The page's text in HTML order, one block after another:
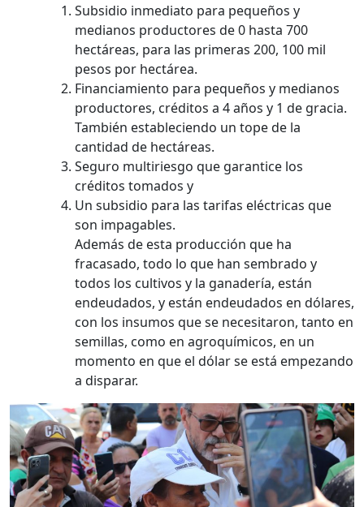
Subsidio inmediato para pequeños y
medianos productores de 0 hasta 700
hectáreas, para las primeras 200, 100 mil
pesos por hectárea.
Financiamiento para pequeños y medianos
productores, créditos a 4 años y 1 de gracia.
También estableciendo un tope de la
cantidad de hectáreas.
Seguro multiriesgo que garantice los
créditos tomados y
Un subsidio para las tarifas eléctricas que
son impagables.
Además de esta producción que ha
fracasado, todo lo que han sembrado y
todos los cultivos y la ganadería, están
endeudados, y están endeudados en dólares,
con los insumos que se necesitaron, tanto en
semillas, como en agroquímicos, en un
momento en que el dólar se está empezando
a disparar.